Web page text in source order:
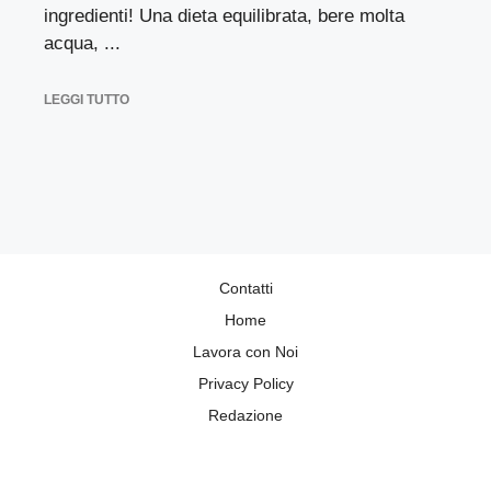
ingredienti! Una dieta equilibrata, bere molta
acqua, ...
LEGGI TUTTO
Contatti
Home
Lavora con Noi
Privacy Policy
Redazione